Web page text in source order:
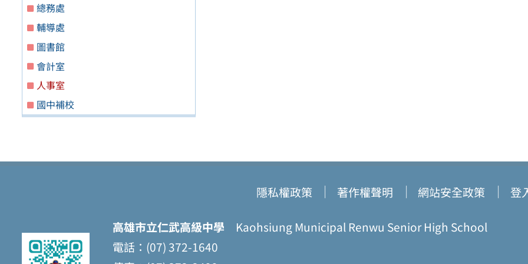
總務處
輔導處
圖書館
會計室
人事室
國中補校
隱私權政策 著作權聲明 網站安全政策 登
高雄市立仁武高級中學 Kaohsiung Municipal Renwu Senior High School
電話：(07) 372-1640